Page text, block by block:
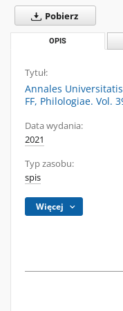
Pobierz
OPIS
Tytuł:
Annales
FF, Philologiae. Vol.
Data wydania:
2021
Typ zasobu:
spis
Więcej